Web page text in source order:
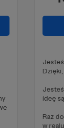
ideę
Raz
w